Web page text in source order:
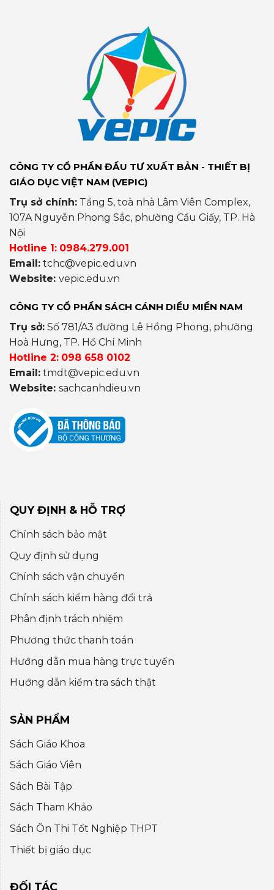
CÔNG TY CỔ PHẦN ĐẦU TƯ XUẤT BẢN - THIẾT BỊ
GIÁO DỤC VIỆT NAM (VEPIC)
Trụ sở chính: Tầng 5, toà nhà Lâm Viên Complex,
107A Nguyễn Phong Sắc, phường Cầu Giấy, TP. Hà
Nội
Hotline 1: 0984.279.001
Email: tchc@vepic.edu.vn
Website: vepic.edu.vn
CÔNG TY CỔ PHẦN SÁCH CÁNH DIỀU MIỀN NAM
Trụ sở: Số 781/A3 đường Lê Hồng Phong, phường
Hoà Hưng, TP. Hồ Chí Minh
Hotline 2: 098 658 0102
Email: tmdt@vepic.edu.vn
Website: sachcanhdieu.vn
QUY ĐỊNH & HỖ TRỢ
Chính sách bảo mật
Quy định sử dụng
Chính sách vận chuyển
Chính sách kiểm hàng đổi trả
Phân định trách nhiệm
Phương thức thanh toán
Hướng dẫn mua hàng trực tuyến
Huớng dẫn kiểm tra sách thật
SẢN PHẨM
Sách Giáo Khoa
Sách Giáo Viên
Sách Bài Tập
Sách Tham Khảo
Sách Ôn Thi Tốt Nghiệp THPT
Thiết bị giáo dục
ĐỐI TÁC